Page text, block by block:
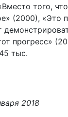
того,
(2000), «Это
прогресс»
тыс.
2018